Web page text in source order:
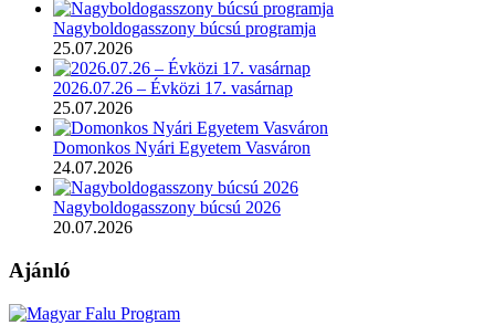
Nagyboldogasszony búcsú programja
25.07.2026
2026.07.26 – Évközi 17. vasárnap
25.07.2026
Domonkos Nyári Egyetem Vasváron
24.07.2026
Nagyboldogasszony búcsú 2026
20.07.2026
Ajánló